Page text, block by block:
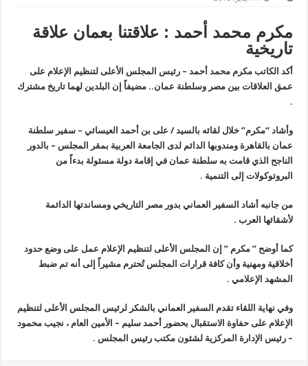
مكرم محمد أحمد : علاقتنا بعمان علاقة
تاريخية
أكد الكاتب مكرم محمد أحمد – رئيس المجلس الأعلى لتنظيم الإعلام على
عمق العلاقات بين مصر وسلطنة عمان.. مضيفاً إن البلدين لهما تاريخ مشترك
.
وأشاد “مكرم” خلال لقائه بالسيد / على بن أحمد العيسائي – سفير سلطنة
عمان بالقاهرة ومندوبها الدائم لدى الجامعة العربية بمقر المجلس – بالدور
الناجح الذي قامت به سلطنة عمان في إقامة دولة مسئولة بدءاً من
البروتوكولات إلى التنمية .
من جانبه أشاد السفير العماني بدور مصر التاريخي ومساندتها الدائمة
لأشقائها العرب .
كما أوضح ” مكرم ” إن المجلس الأعلى لتنظيم الإعلام عمل على وضع حدود
أخلاقية ومهنية وأن كافة قرارات المجلس تُحترم مشيراً إلى أنه تم ضبط
المشهد الإعلامي .
وفي نهاية اللقاء تقدم السفير العماني بالشكر لرئيس المجلس الأعلى لتنظيم
الإعلام على حفاوة الاستقبال بحضور أحمد سليم – الأمين العام ، نجيب محمود
– رئيس الإدارة المركزية لشئون مكتب رئيس المجلس .